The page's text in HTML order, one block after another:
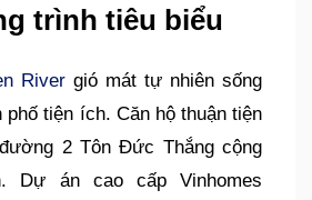
trình tiêu biểu
River gió mát tự nhiên sống
phố tiện ích. Căn hộ thuận tiện
2 Tôn Đức Thắng cộng
Dự án cao cấp Vinhomes